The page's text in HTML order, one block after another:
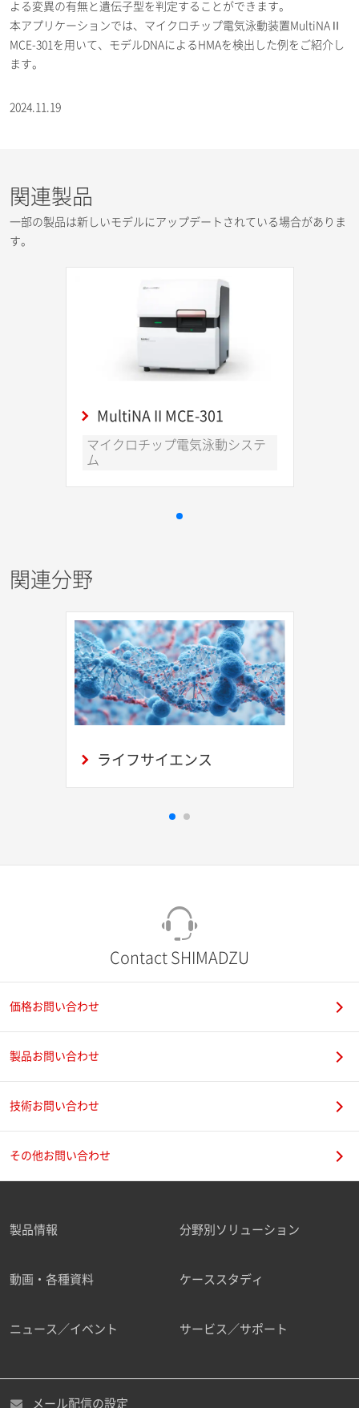
よる変異の有無と遺伝子型を判定することができます。
本アプリケーションでは、マイクロチップ電気泳動装置MultiNAⅡ
MCE-301を用いて、モデルDNAによるHMAを検出した例をご紹介し
ます。
2024.11.19
関連製品
一部の製品は新しいモデルにアップデートされている場合がありま
す。
MultiNA II MCE-301
マイクロチップ電気泳動システ
ム
関連分野
ライフサイエンス
Contact SHIMADZU
価格お問い合わせ
製品お問い合わせ
技術お問い合わせ
その他お問い合わせ
製品情報 分野別ソリューション
動画・各種資料 ケーススタディ
ニュース／イベント サービス／サポート
メール配信の設定